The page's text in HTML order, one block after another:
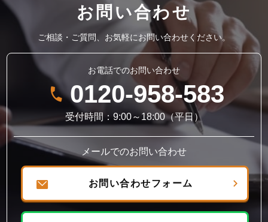
お問い合わせ
ご相談・ご質問、お気軽にお問い合わせください。
お電話でのお問い合わせ
0120-958-583
受付時間：9:00～18:00（平日）
メールでのお問い合わせ
お問い合わせフォーム